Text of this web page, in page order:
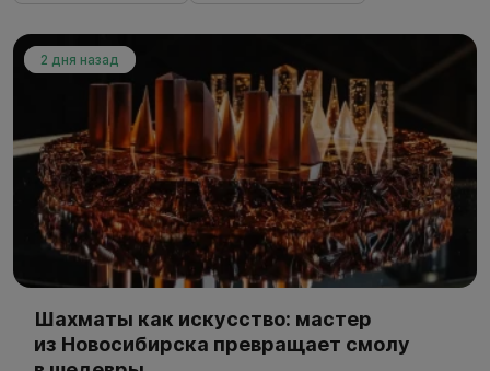
2 дня назад
Шахматы как искусство: мастер
из Новосибирска превращает смолу